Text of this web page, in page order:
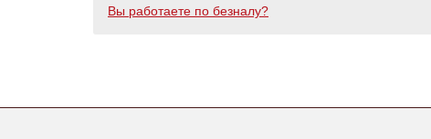
Вы работаете по безналу?